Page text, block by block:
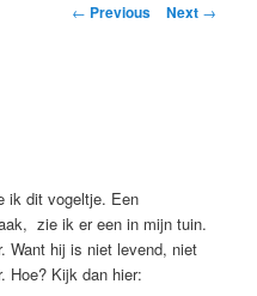
Post
← Previous Next →
ik dit vogeltje. Een
zie ik er een in mijn tuin.
Want hij is niet levend, niet
Hoe? Kijk dan hier: